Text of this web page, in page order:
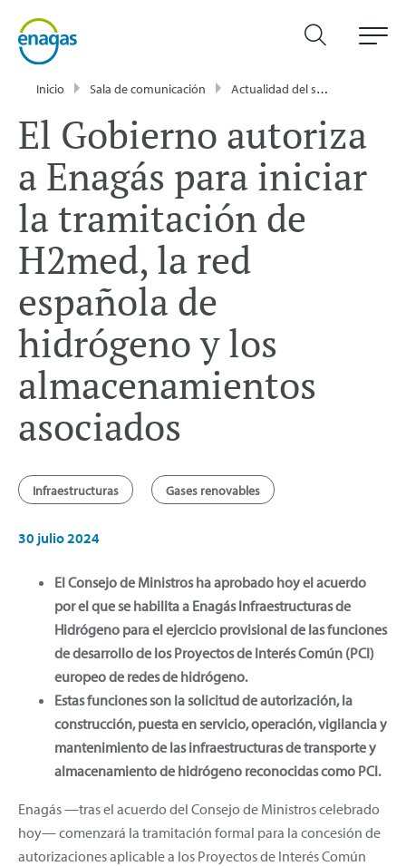
Inicio Sala de comunicación Actualidad del sector energético - Enagás
El Gobierno autoriza
a Enagás para iniciar
la tramitación de
H2med, la red
española de
hidrógeno y los
almacenamientos
asociados
Infraestructuras Gases renovables
30 julio 2024
El Consejo de Ministros ha aprobado hoy el acuerdo
por el que se habilita a Enagás Infraestructuras de
Hidrógeno para el ejercicio provisional de las funciones
de desarrollo de los Proyectos de Interés Común (PCI)
europeo de redes de hidrógeno.
Estas funciones son la solicitud de autorización, la
construcción, puesta en servicio, operación, vigilancia y
mantenimiento de las infraestructuras de transporte y
almacenamiento de hidrógeno reconocidas como PCI.
Enagás —tras el acuerdo del Consejo de Ministros celebrado
hoy— comenzará la tramitación formal para la concesión de
autorizaciones aplicable a los Proyectos de Interés Común